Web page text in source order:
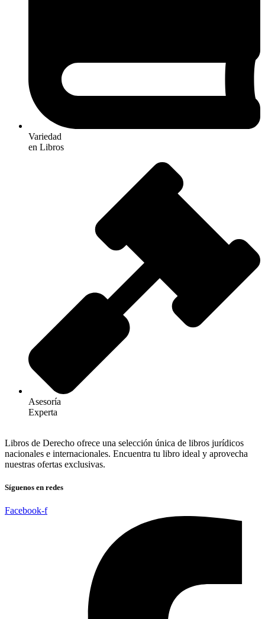
Variedad
en Libros
Asesoría
Experta
Libros de Derecho ofrece una selección única de libros jurídicos
nacionales e internacionales. Encuentra tu libro ideal y aprovecha
nuestras ofertas exclusivas.
Síguenos en redes
Facebook-f